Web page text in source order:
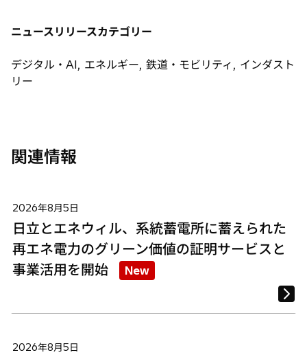
タ
開
で
で
ニュースリリースカテゴリー
デジタル・AI, エネルギー, 鉄道・モビリティ, インダスト
リー
関連情報
2026年8月5日
日立とエネウィル、系統蓄電所に蓄えられた
再エネ電力のグリーン価値の証明サービスと
事業活用を開始
New
2026年8月5日